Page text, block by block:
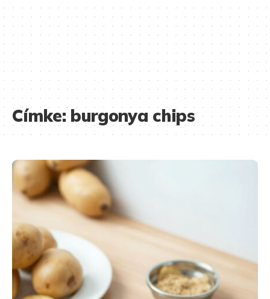
Címke:burgonya chips